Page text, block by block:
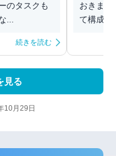
のタスクも
...
続きを読む
おきまし
て構成を
見る
10月29日